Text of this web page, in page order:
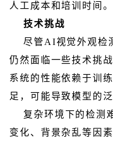
人工成本和培训时间。
技术挑战
尽管AI视觉外观检
仍然面临一些技术挑
系统的性能依赖于训
足，可能导致模型的
复杂环境下的检测
变化、背景杂乱等因